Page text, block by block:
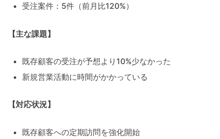
受注案件：5件（前月比120%）
【主な課題】
既存顧客の受注が予想より10%少なかった
新規営業活動に時間がかかっている
【対応状況】
既存顧客への定期訪問を強化開始